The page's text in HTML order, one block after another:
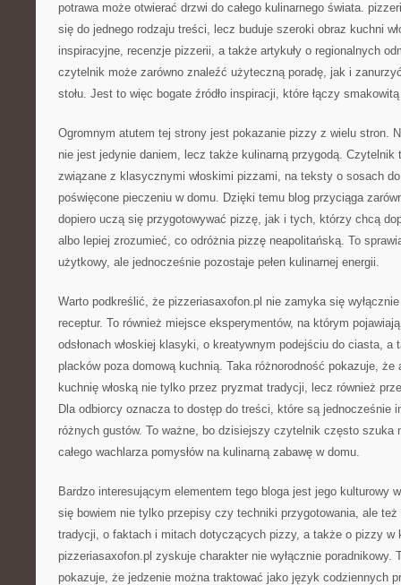
potrawa może otwierać drzwi do całego kulinarnego świata.
się do jednego rodzaju treści, lecz buduje szeroki obraz kuchni
inspiracyjne, recenzje pizzerii, a także artykuły o regionalnych
czytelnik może zarówno znaleźć użyteczną poradę, jak i
stołu. Jest to więc bogate źródło inspiracji, które łączy
Ogromnym atutem tej strony jest pokazanie pizzy z wielu stron.
nie jest jedynie daniem, lecz także kulinarną przygodą. Czytelnik
związane z klasycznymi włoskimi pizzami, na teksty o sosach
poświęcone pieczeniu w domu. Dzięki temu blog przyciąga
dopiero uczą się przygotowywać pizzę, jak i tych, którzy chcą
albo lepiej zrozumieć, co odróżnia pizzę neapolitańską. To
użytkowy, ale jednocześnie pozostaje pełen kulinarnej energii.
Warto podkreślić, że pizzeriasaxofon.pl nie zamyka się
receptur. To również miejsce eksperymentów, na którym
odsłonach włoskiej klasyki, o kreatywnym podejściu do ciasta, a
placków poza domową kuchnią. Taka różnorodność pokazuje, że
kuchnię włoską nie tylko przez pryzmat tradycji, lecz również
Dla odbiorcy oznacza to dostęp do treści, które są jednocześnie
różnych gustów. To ważne, bo dzisiejszy czytelnik często szuka
całego wachlarza pomysłów na kulinarną zabawę w domu.
Bardzo interesującym elementem tego bloga jest jego kulturowy
się bowiem nie tylko przepisy czy techniki przygotowania, ale
tradycji, o faktach i mitach dotyczących pizzy, a także o pizzy w
pizzeriasaxofon.pl zyskuje charakter nie wyłącznie poradnikowy.
pokazuje, że jedzenie można traktować jako język codziennych